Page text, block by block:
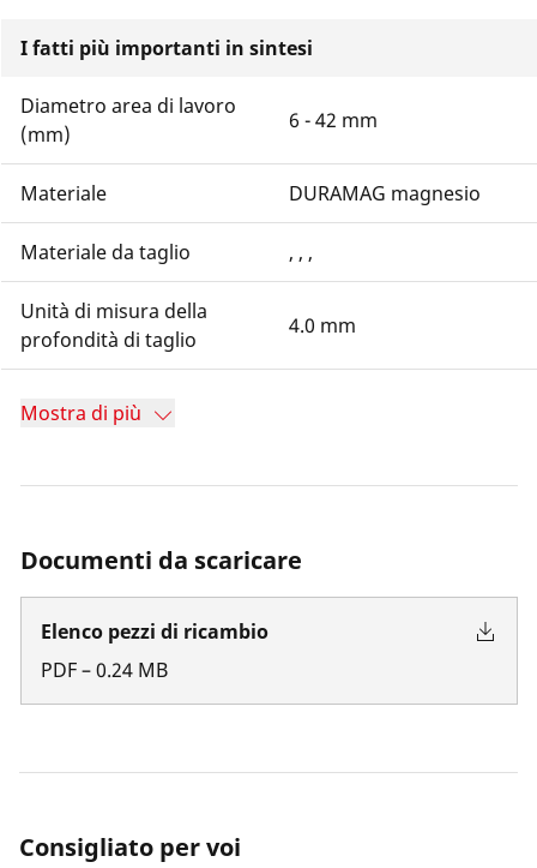
I fatti più importanti in sintesi
Diametro area di lavoro
(mm)
6 - 42 mm
Materiale DURAMAG magnesio
Materiale da taglio , , ,
Unità di misura della
profondità di taglio
4.0 mm
Mostra di più
Documenti da scaricare
Elenco pezzi di ricambio
PDF–0.24 MB
Consigliato per voi